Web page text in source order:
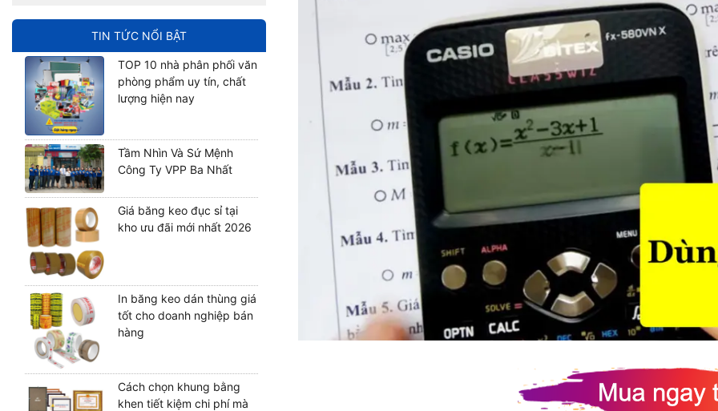
TIN TỨC NỔI BẬT
TOP 10 nhà phân phối văn
phòng phẩm uy tín, chất
lượng hiện nay
Tầm Nhìn Và Sứ Mệnh
Công Ty VPP Ba Nhất
Giá băng keo đục sỉ tại
kho ưu đãi mới nhất 2026
In băng keo dán thùng giá
tốt cho doanh nghiệp bán
hàng
Cách chọn khung bằng
khen tiết kiệm chi phí mà